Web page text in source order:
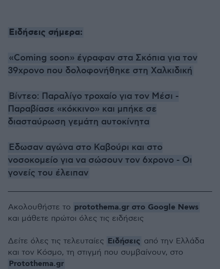
Ειδήσεις σήμερα:
«Coming soon» έγραφαν στα Σκόπια για τον
39χρονο που δολοφονήθηκε στη Χαλκιδική
Βίντεο: Παραλίγο τροχαίο για τον Μέσι -
Παραβίασε «κόκκινο» και μπήκε σε
διασταύρωση γεμάτη αυτοκίνητα
Εδωσαν αγώνα στο Καβούρι και στο
νοσοκομείο για να σώσουν τον 6χρονο - Οι
γονείς του έλειπαν
Ακολουθήστε το protothema.gr στο Google News
και μάθετε πρώτοι όλες τις ειδήσεις
Δείτε όλες τις τελευταίες Ειδήσεις από την Ελλάδα
και τον Κόσμο, τη στιγμή που συμβαίνουν, στο
Protothema.gr